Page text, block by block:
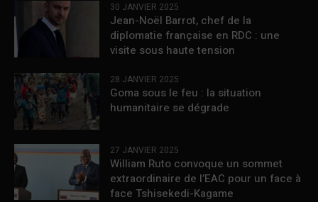
30 JANVIER 2025
Jean-Noël Barrot, chef de la
diplomatie française en RDC : une
visite sous haute tension
28 JANVIER 2025
Goma sous le feu : la situation
humanitaire se dégrade
27 JANVIER 2025
William Ruto convoque un sommet
extraordinaire de l’EAC pour un face à
face Tshisekedi-Kagame